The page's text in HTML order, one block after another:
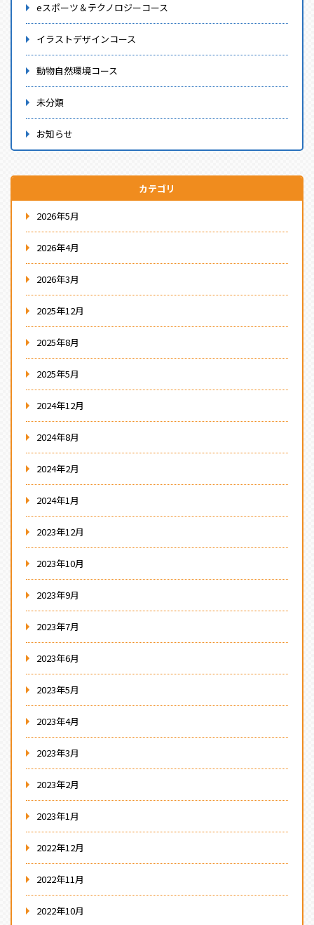
eスポーツ＆テクノロジーコース
イラストデザインコース
動物自然環境コース
未分類
お知らせ
カテゴリ
2026年5月
2026年4月
2026年3月
2025年12月
2025年8月
2025年5月
2024年12月
2024年8月
2024年2月
2024年1月
2023年12月
2023年10月
2023年9月
2023年7月
2023年6月
2023年5月
2023年4月
2023年3月
2023年2月
2023年1月
2022年12月
2022年11月
2022年10月